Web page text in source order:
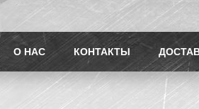
О НАС КОНТАКТЫ